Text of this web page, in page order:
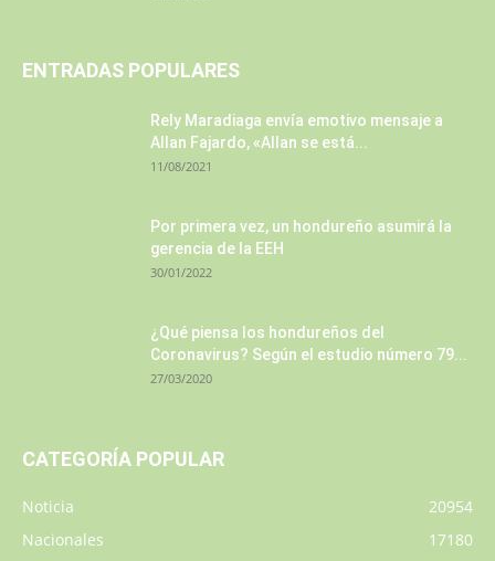
ENTRADAS POPULARES
Rely Maradiaga envía emotivo mensaje a
Allan Fajardo, «Allan se está...
11/08/2021
Por primera vez, un hondureño asumirá la
gerencia de la EEH
30/01/2022
¿Qué piensa los hondureños del
Coronavirus? Según el estudio número 79...
27/03/2020
CATEGORÍA POPULAR
Noticia
20954
Nacionales
17180